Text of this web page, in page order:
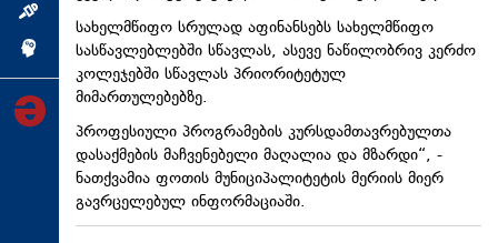
ინქვიზიცია
სახელმწიფო სრულად აფინანსებს სახელმწიფო
სასწავლებლებში სწავლას, ასევე ნაწილობრივ კერძო
კოლეჯებში სწავლას პრიორიტეტულ
მიმართულებებზე.
პროფესიული პროგრამების კურსდამთავრებულთა
დასაქმების მაჩვენებელი მაღალია და მზარდი“, -
ნათქვამია ფოთის მუნიციპალიტეტის მერიის მიერ
გავრცელებულ ინფორმაციაში.